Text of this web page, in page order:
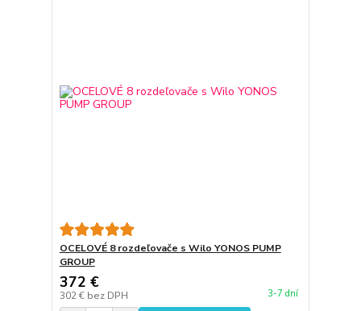
OCELOVÉ 8 rozdeľovače s Wilo YONOS PUMP
GROUP
372 €
302 € bez DPH 3-7 dní